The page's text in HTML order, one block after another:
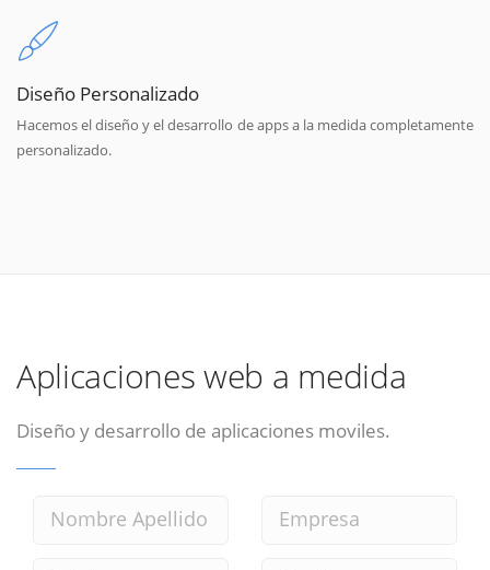
Diseño Personalizado
Hacemos el diseño y el desarrollo de apps a la medida completamente
personalizado.
Aplicaciones web a medida
Diseño y desarrollo de aplicaciones moviles.